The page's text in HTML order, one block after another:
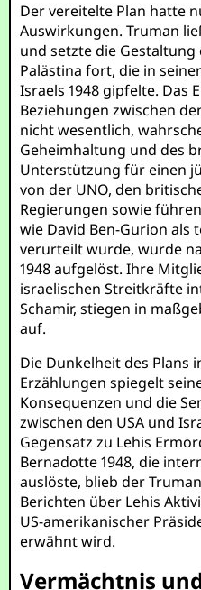
Der vereitelte Plan hatte
Auswirkungen. Truman
und setzte die
Palästina fort, die in
Israels 1948 gipfelte. Das
Beziehungen zwischen
nicht wesentlich,
Geheimhaltung und des
Unterstützung für einen
von der UNO, den
Regierungen sowie
wie David Ben-Gurion
verurteilt wurde, wurde
1948 aufgelöst. Ihre
israelischen Streitkräfte
Schamir, stiegen in
auf.
Die Dunkelheit des Plans
Erzählungen spiegelt
Konsequenzen und die
zwischen den USA und
Gegensatz zu Lehis
Bernadotte 1948, die
auslöste, blieb der
Berichten über Lehis
US-amerikanischer
erwähnt wird.
Vermächtnis